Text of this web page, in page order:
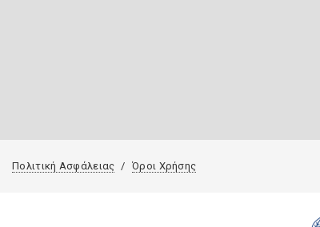
Πολιτική Ασφάλειας Όροι Χρήσης